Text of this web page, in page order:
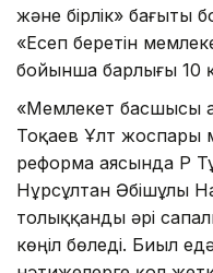
және бірлік» бағыты
«Есеп беретін
бойынша барлығы 10
«Мемлекет басшысы
Тоқаев Ұлт жоспары
реформа аясында ҚР
Нұрсұлтан Әбішұлы
толыққанды әрі
көңіл бөледі. Биыл